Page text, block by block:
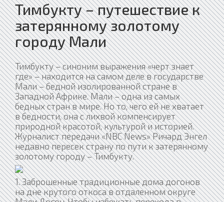
Тимбукту – путешествие к
затерянному золотому
городу Мали
Тимбукту – синоним выражения «черт знает
где» – находится на самом деле в государстве
Мали – бедной изолированной стране в
Западной Африке. Мали – одна из самых
бедных стран в мире. Но то, чего ей не хватает
в бедности, она с лихвой компенсирует
природной красотой, культурой и историей.
Журналист передачи «NBC News» Ричард Энгел
недавно пересек страну по пути к затерянному
золотому городу – Тимбукту.
1. Заброшенные традиционные дома догонов
на дне крутого откоса в отдаленном округе